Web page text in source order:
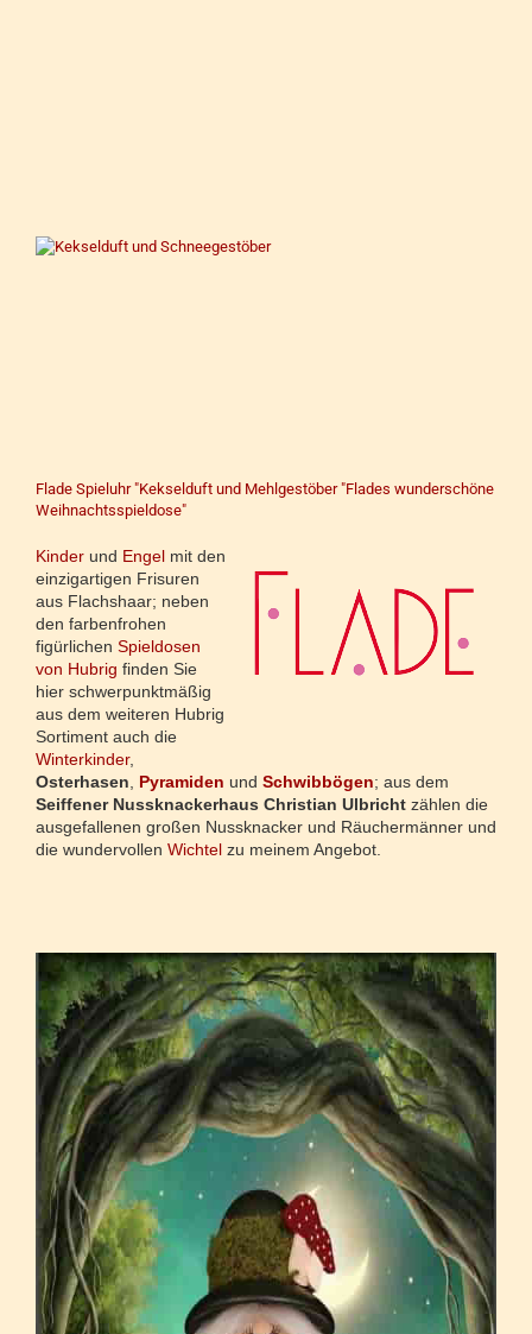
Flade Spieluhr "Kekselduft und Mehlgestöber "Flades wunderschöne
Weihnachtsspieldose"
Kinder und Engel mit den
einzigartigen Frisuren
aus Flachshaar; neben
den farbenfrohen
figürlichen Spieldosen
von Hubrig finden Sie
hier schwerpunktmäßig
aus dem weiteren Hubrig
Sortiment auch die
Winterkinder,
Osterhasen
Pyramiden und Schwibbögen; aus dem
Seiffener Nussknackerhaus Christian Ulbricht zählen die
ausgefallenen großen Nussknacker und Räuchermänner und
die wundervollen Wichtel zu meinem Angebot.